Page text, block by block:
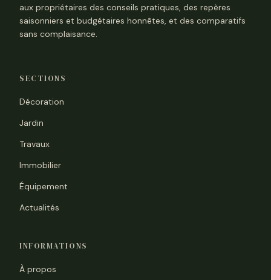
aux propriétaires des conseils pratiques, des repères
saisonniers et budgétaires honnêtes, et des comparatifs
sans complaisance.
SECTIONS
Décoration
Jardin
Travaux
Immobilier
Équipement
Actualités
INFORMATIONS
À propos